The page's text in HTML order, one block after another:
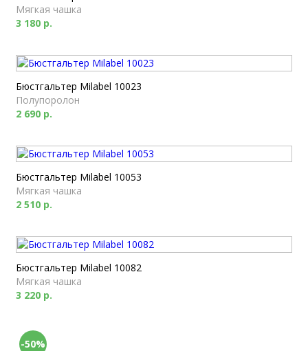
Мягкая чашка
3 180 р.
Бюстгальтер Milabel 10023
Полупоролон
2 690 р.
Бюстгальтер Milabel 10053
Мягкая чашка
2 510 р.
Бюстгальтер Milabel 10082
Мягкая чашка
3 220 р.
-50%